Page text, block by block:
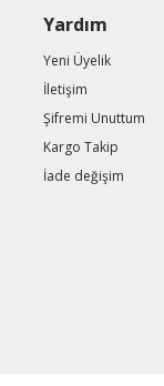
Yardım
Yeni Üyelik
İletişim
Şifremi Unuttum
Kargo Takip
İade değişim